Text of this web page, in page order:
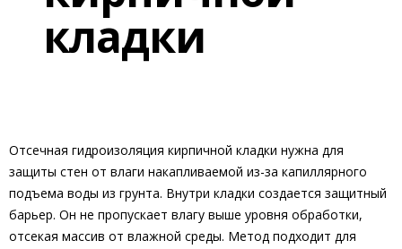
кладки
Отсечная гидроизоляция кирпичной кладки нужна для
защиты стен от влаги накапливаемой из-за капиллярного
подъема воды из грунта. Внутри кладки создается защитный
барьер. Он не пропускает влагу выше уровня обработки,
отсекая массив от влажной среды. Метод подходит для